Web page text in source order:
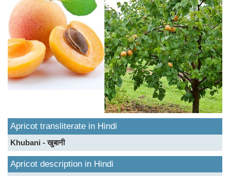
Apricot transliterate in Hindi
Khubani - खुबानी
Apricot description in Hindi